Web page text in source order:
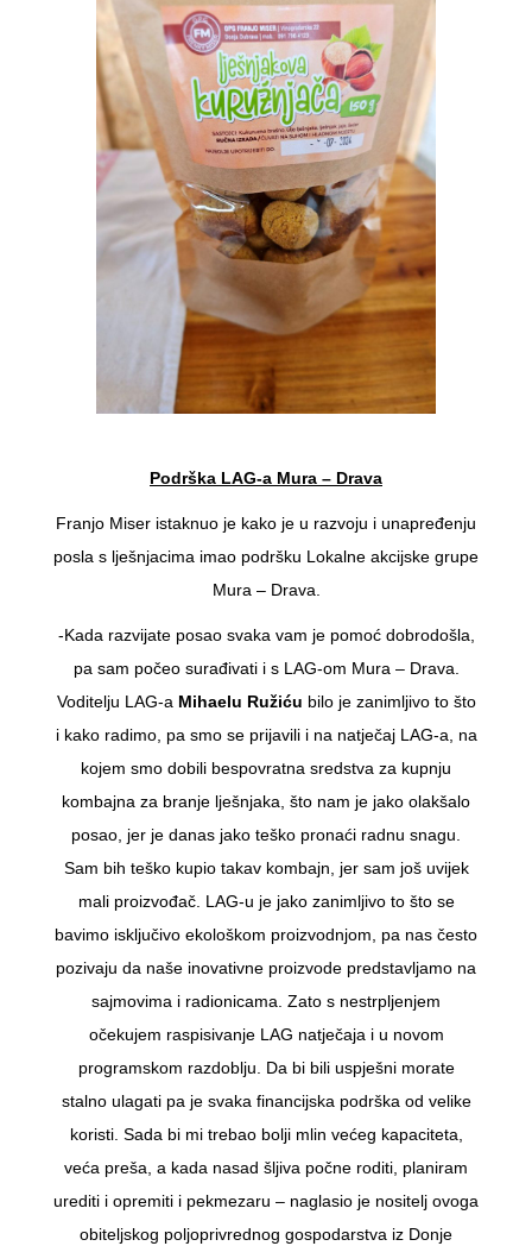
Podrška LAG-a Mura – Drava
Franjo Miser istaknuo je kako je u razvoju i unapređenju
posla s lješnjacima imao podršku Lokalne akcijske grupe
Mura – Drava.
-Kada razvijate posao svaka vam je pomoć dobrodošla,
pa sam počeo surađivati i s LAG-om Mura – Drava.
Voditelju LAG-a Mihaelu Ružiću bilo je zanimljivo to što
i kako radimo, pa smo se prijavili i na natječaj LAG-a, na
kojem smo dobili bespovratna sredstva za kupnju
kombajna za branje lješnjaka, što nam je jako olakšalo
posao, jer je danas jako teško pronaći radnu snagu.
Sam bih teško kupio takav kombajn, jer sam još uvijek
mali proizvođač. LAG-u je jako zanimljivo to što se
bavimo isključivo ekološkom proizvodnjom, pa nas često
pozivaju da naše inovativne proizvode predstavljamo na
sajmovima i radionicama. Zato s nestrpljenjem
očekujem raspisivanje LAG natječaja i u novom
programskom razdoblju. Da bi bili uspješni morate
stalno ulagati pa je svaka financijska podrška od velike
koristi. Sada bi mi trebao bolji mlin većeg kapaciteta,
veća preša, a kada nasad šljiva počne roditi, planiram
urediti i opremiti i pekmezaru – naglasio je nositelj ovoga
obiteljskog poljoprivrednog gospodarstva iz Donje